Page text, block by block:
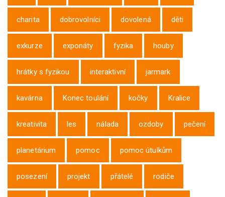
charita dobrovolníci dovolená děti
exkurze exponáty fyzika houby
hrátky s fyzikou interaktivní jarmark
kavárna Konec toulání kočky Kralice
kreativita les nálada ozdoby pečení
planetárium pomoc pomoc útulkům
posezení projekt přátelé rodiče